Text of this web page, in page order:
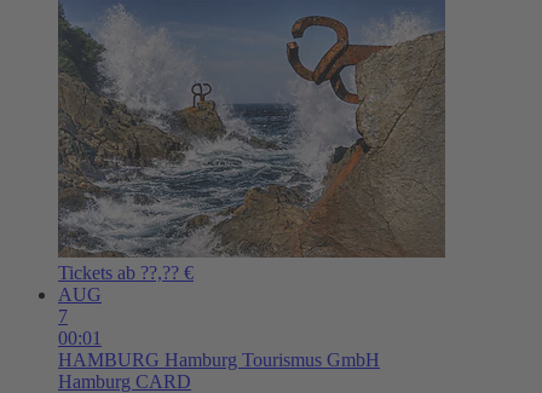
Tickets ab ??,?? €
AUG
7
00:01
HAMBURG Hamburg Tourismus GmbH
Hamburg CARD